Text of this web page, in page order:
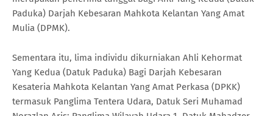
Paduka) Darjah Kebesaran Mahkota Kelantan Yang Amat
Mulia (DPMK).
Sementara itu, lima individu dikurniakan Ahli Kehormat
Yang Kedua (Datuk Paduka) Bagi Darjah Kebesaran
Kesateria Mahkota Kelantan Yang Amat Perkasa (DPKK)
termasuk Panglima Tentera Udara, Datuk Seri Muhamad